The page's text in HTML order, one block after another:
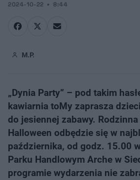
2024-10-22 8:44
M.P.
„Dynia Party” – pod takim
kawiarnia toMy zaprasza
do jesiennej zabawy.
Halloween odbędzie się w
października, od godz. 15.00
Parku Handlowym Arche w
programie wydarzenia nie